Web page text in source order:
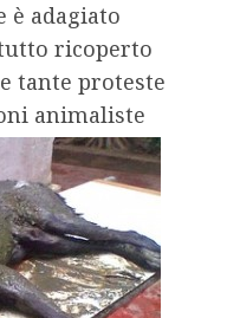
è adagiato
ricoperto
tante proteste
animaliste